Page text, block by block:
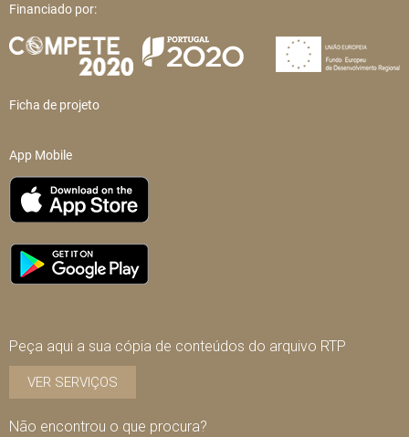
Financiado por:
Ficha de projeto
App Mobile
Peça aqui a sua cópia de conteúdos do arquivo RTP
VER SERVIÇOS
Não encontrou o que procura?